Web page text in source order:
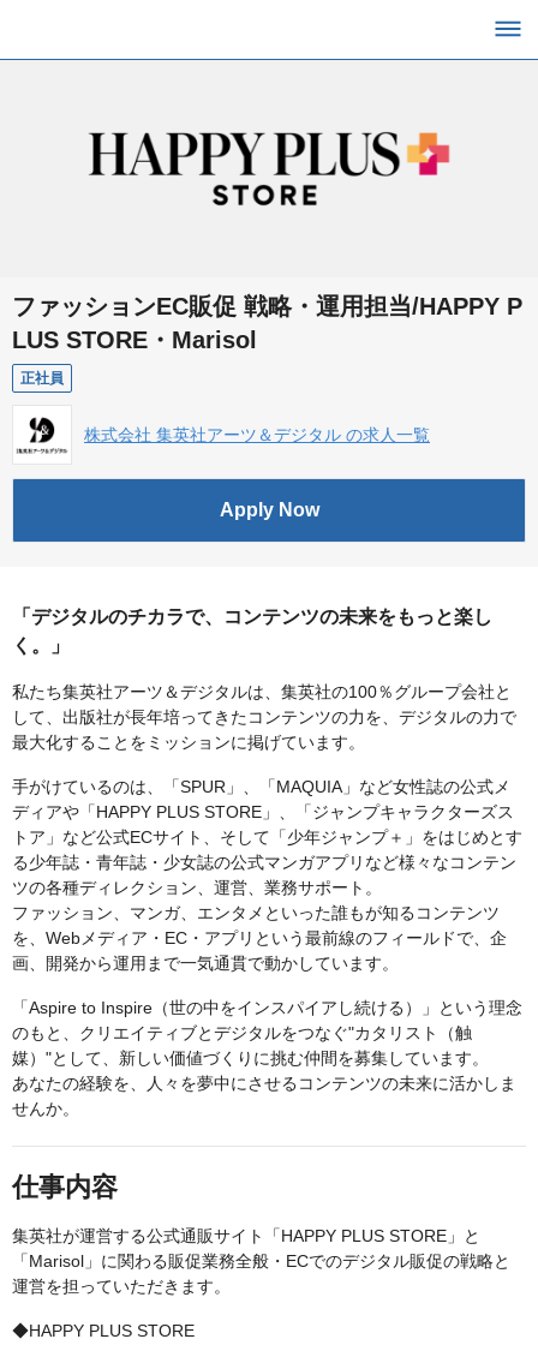
ファッションEC販促 戦略・運用担当/HAPPY P
LUS STORE・Marisol
正社員
株式会社 集英社アーツ＆デジタル の求人一覧
Apply Now
「デジタルのチカラで、コンテンツの未来をもっと楽し
く。」
私たち集英社アーツ＆デジタルは、集英社の100％グループ会社と
して、出版社が長年培ってきたコンテンツの力を、デジタルの力で
最大化することをミッションに掲げています。
手がけているのは、「SPUR」、「MAQUIA」など女性誌の公式メ
ディアや「HAPPY PLUS STORE」、「ジャンプキャラクターズス
トア」など公式ECサイト、そして「少年ジャンプ＋」をはじめとす
る少年誌・青年誌・少女誌の公式マンガアプリなど様々なコンテン
ツの各種ディレクション、運営、業務サポート。
ファッション、マンガ、エンタメといった誰もが知るコンテンツ
を、Webメディア・EC・アプリという最前線のフィールドで、企
画、開発から運用まで一気通貫で動かしています。
「Aspire to Inspire（世の中をインスパイアし続ける）」という理念
のもと、クリエイティブとデジタルをつなぐ"カタリスト（触
媒）"として、新しい価値づくりに挑む仲間を募集しています。
あなたの経験を、人々を夢中にさせるコンテンツの未来に活かしま
せんか。
仕事内容
集英社が運営する公式通販サイト「HAPPY PLUS STORE」と
「Marisol」に関わる販促業務全般・ECでのデジタル販促の戦略と
運営を担っていただきます。
◆HAPPY PLUS STORE